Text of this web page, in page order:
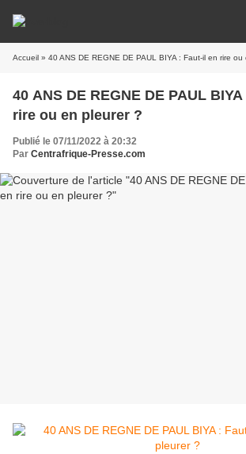
Accueil » 40 ANS DE REGNE DE PAUL BIYA : Faut-il en rire ou
40 ANS DE REGNE DE PAUL
rire ou en pleurer ?
Publié le 07/11/2022 à 20:32
Par Centrafrique-Presse.com